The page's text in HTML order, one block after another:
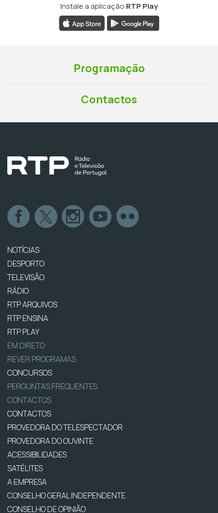
Instale a aplicação RTP Play
Programação
Contactos
NOTÍCIAS
DESPORTO
TELEVISÃO
RÁDIO
RTP ARQUIVOS
RTP ENSINA
RTP PLAY
EM DIRETO
REVER PROGRAMAS
CONCURSOS
PERGUNTAS FREQUENTES
CONTACTOS
CONTACTOS
PROVEDORA DO TELESPECTADOR
PROVEDORA DO OUVINTE
ACESSIBILIDADES
SATÉLITES
A EMPRESA
CONSELHO GERAL INDEPENDENTE
CONSELHO DE OPINIÃO